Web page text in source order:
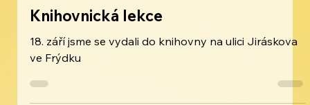
Základní škola speciální
Knihovnická lekce
18. září jsme se vydali do knihovny na ulici Jiráskova
ve Frýdku